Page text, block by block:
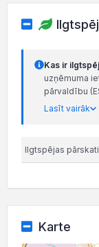
Kas ir
uzņēmuma
pārvaldību
Lasīt vairāk
Ilgtspējas
Karte